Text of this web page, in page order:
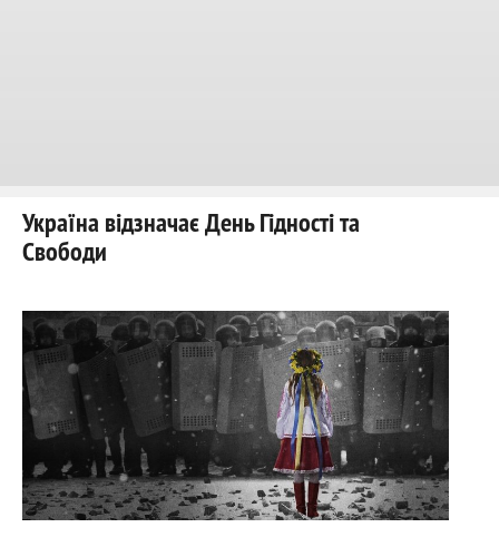
Україна відзначає День Гідності та
Свободи